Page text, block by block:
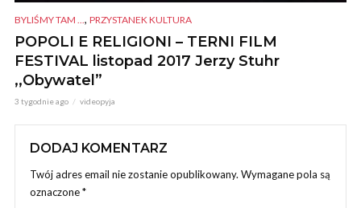
BYLIŚMY TAM ..., PRZYSTANEK KULTURA
POPOLI E RELIGIONI – TERNI FILM
FESTIVAL listopad 2017 Jerzy Stuhr
,,Obywatel”
3 tygodnie ago videopyja
DODAJ KOMENTARZ
Twój adres email nie zostanie opublikowany. Wymagane pola są
oznaczone*